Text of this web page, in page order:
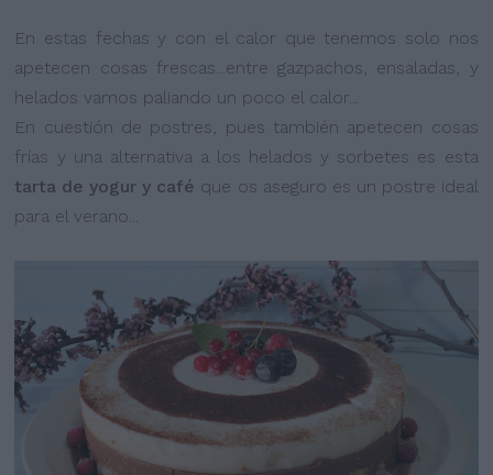
En estas fechas y con el calor que tenemos solo nos
apetecen cosas frescas...entre gazpachos, ensaladas, y
helados vamos paliando un poco el calor...
En cuestión de postres, pues también apetecen cosas
frías y una alternativa a los helados y sorbetes es esta
tarta de yogur y café que os aseguro es un postre ideal
para el verano...